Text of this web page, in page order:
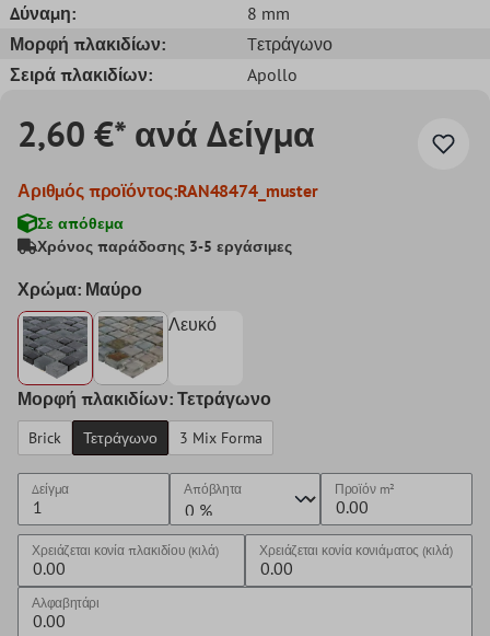
Δύναμη:
8 mm
Μορφή πλακιδίων:
Tετράγωνο
Σειρά πλακιδίων:
Apollo
2,60 €* ανά Δείγμα
Αριθμός προϊόντος:RAN48474_muster
Σε απόθεμα
Χρόνος παράδοσης 3-5 εργάσιμες
Χρώμα: Μαύρο
Λευκό
Μορφή πλακιδίων: Τετράγωνο
Brick Τετράγωνο 3 Mix Forma
Δείγμα Απόβλητα Προϊόνm²
Χρειάζεται κονία πλακιδίου (κιλά) Χρειάζεται κονία κονιάματος (κιλά)
Αλφαβητάρι